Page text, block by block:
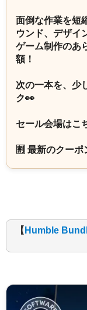
面倒な作業を短
ウンド、デザイ
ゲーム制作のあ
額！
次の一本を、少
ク👀
セール会場はこ
🈹 最新のクーポ
【 Humble